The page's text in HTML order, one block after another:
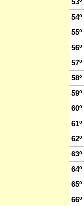
53º
54º
55º
56º
57º
58º
59º
60º
61º
62º
63º
64º
65º
66º